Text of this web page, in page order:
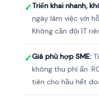
✓Triển khai nhanh,
ngày làm việc với
Không cần đội IT
✓Giá phù hợp SME:
không thu phí ẩn.
tiên cho hầu hết